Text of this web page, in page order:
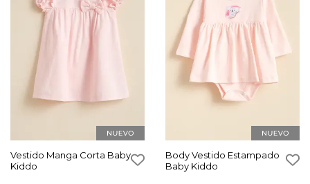
Vestido Manga Corta Baby
Kiddo
Body Vestido Estampado
Baby Kiddo